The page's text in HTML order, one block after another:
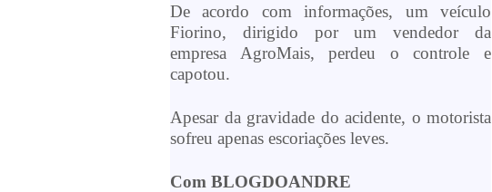
De acordo com informações, um veículo
Fiorino, dirigido por um vendedor da
empresa AgroMais, perdeu o controle e
capotou.
Apesar da gravidade do acidente, o motorista
sofreu apenas escoriações leves.
Com BLOGDOANDRE